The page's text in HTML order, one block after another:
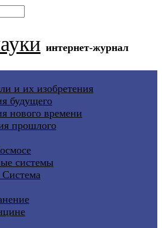
интернет-журнал
и их изобретения
будущего
нового времени
прошлого
системы